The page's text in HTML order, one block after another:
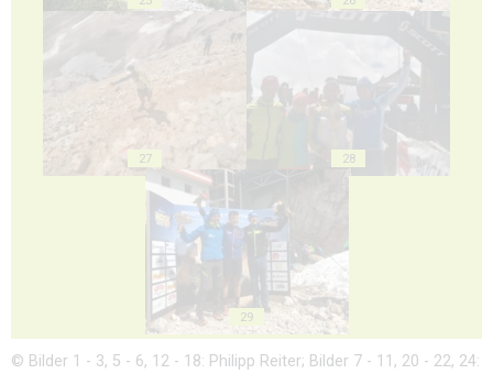
27 28
29
© Bilder 1 - 3, 5 - 6, 12 - 18: Philipp Reiter; Bilder 7 - 11, 20 - 22, 24: